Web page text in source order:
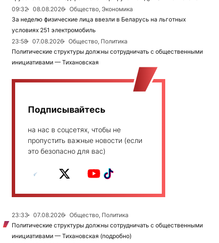
09:32
08.08.2026
Общество, Экономика
За неделю физические лица ввезли в Беларусь на льготных
условиях 251 электромобиль
23:58
07.08.2026
Общество, Политика
Политические структуры должны сотрудничать с общественными
инициативами — Тихановская
Подписывайтесь
на нас в соцсетях, чтобы не
пропустить важные новости (если
это безопасно для вас)
23:33 07.08.2026
Общество, Политика
Политические структуры должны сотрудничать с общественными
инициативами — Тихановская (подробно)